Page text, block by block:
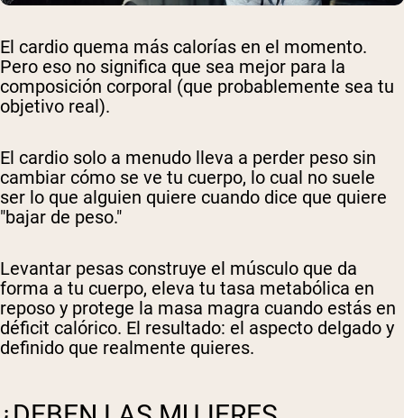
El cardio quema más calorías en el momento.
Pero eso no significa que sea mejor para la
composición corporal (que probablemente sea tu
objetivo real).
El cardio solo a menudo lleva a perder peso sin
cambiar cómo se ve tu cuerpo, lo cual no suele
ser lo que alguien quiere cuando dice que quiere
"bajar de peso."
Levantar pesas construye el músculo que da
forma a tu cuerpo, eleva tu tasa metabólica en
reposo y protege la masa magra cuando estás en
déficit calórico. El resultado: el aspecto delgado y
definido que realmente quieres.